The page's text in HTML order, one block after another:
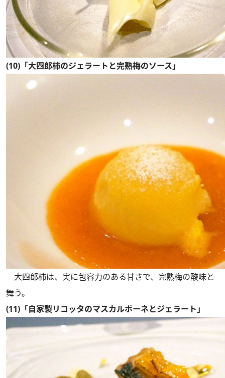
(10)「大四郎柿のジェラートと完熟梅のソース」
大四郎柿は、実に包容力のある甘さで、完熟梅の酸味と
舞う。
(11)「自家製リコッタのマスカルポーネとジェラート」